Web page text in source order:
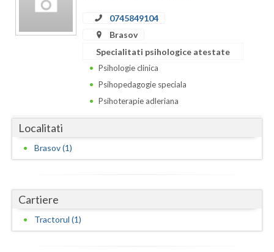
Calarasi
Caras-Severin
Dambovita
Giurgiu
0745849104
Brasov
Specialitati psihologice atestate
Psihologie clinica
Psihopedagogie speciala
Psihoterapie adleriana
Localitati
Brasov (1)
Cartiere
Tractorul (1)